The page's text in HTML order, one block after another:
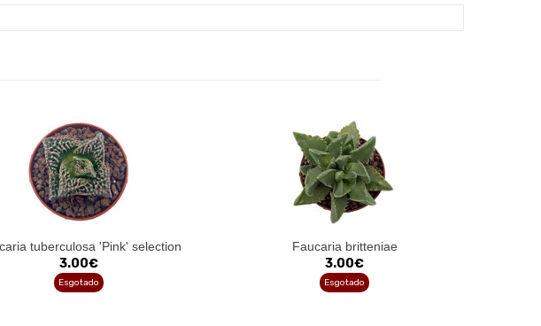
tuberculosa 'Pink' selection
3.00€
Esgotado
Faucaria britteniae
3.00€
Esgotado